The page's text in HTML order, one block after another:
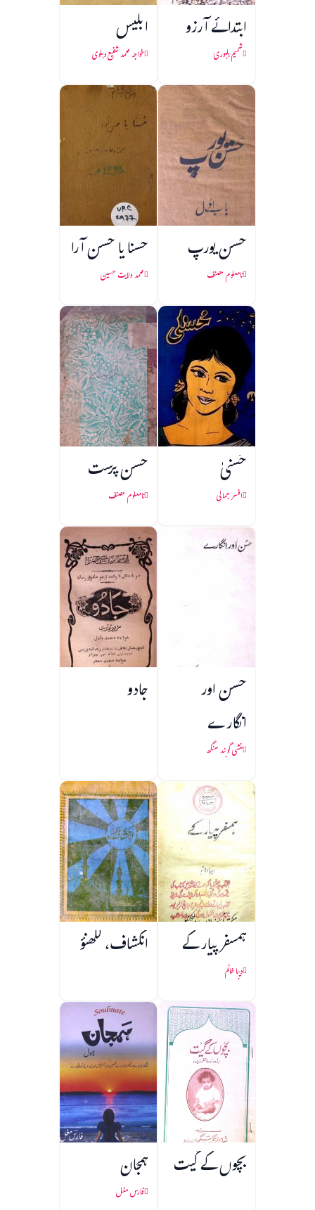
ابتدائے آرزو
شمیم بلہوری
ابلیس
خواجہ محمد شفیع دہلوی
حسن یورپ
نامعلوم مصنف
حسنا یا حسن آرا
محمد ولایت حسین
حُسنیٰ
افسر جمالی
حسن پرست
نامعلوم مصنف
حسن اور
انگارے
منشی گوبند سنگھ
جادو
ہمسفر پیار کے
دیبا خانم
انکشاف، لکھنؤ
بچوں کے گیت ہمجان
فارس مغل